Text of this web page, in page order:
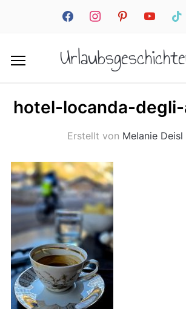
facebookinstagrampinterestyoutube tiktok
hotel-locanda-
Erstellt von Melanie Deisl